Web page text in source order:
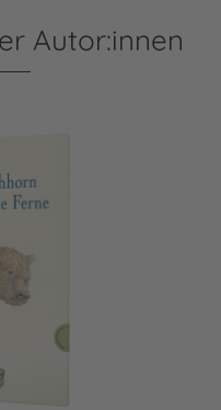
Autor:innen
die Ferne